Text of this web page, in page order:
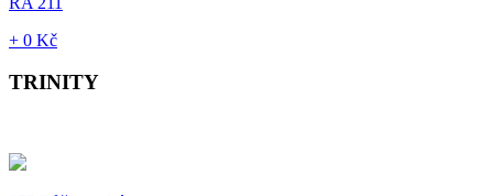
+ 0 Kč
TRINITY